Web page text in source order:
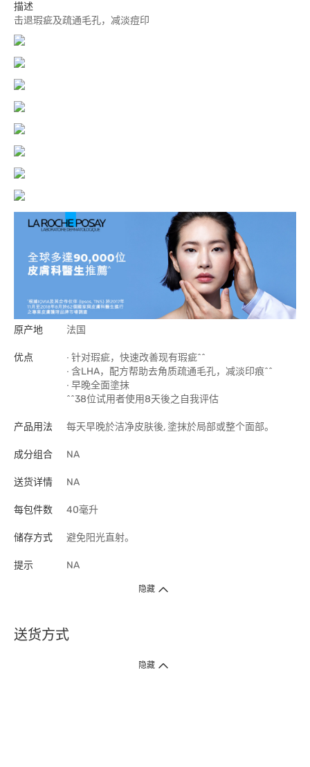
描述
击退瑕疵及疏通毛孔，减淡痘印
原产地 法国
优点
∙ 针对瑕疵，快速改善现有瑕疵^^
∙ 含LHA，配方帮助去角质疏通毛孔，减淡印痕^^
∙ 早晚全面塗抹
^^38位试用者使用8天後之自我评估
产品用法 每天早晚於洁净皮肤後, 塗抹於局部或整个面部。
成分组合 NA
送货详情 NA
每包件数 40毫升
储存方式 避免阳光直射。
提示 NA
隐藏
送货方式
1. 送货到府（受卫生署条例规管产品除外 ）
隐藏